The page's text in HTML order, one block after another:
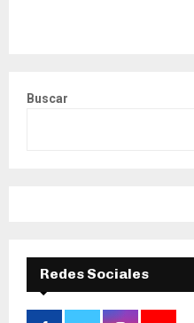
Buscar
Redes Sociales